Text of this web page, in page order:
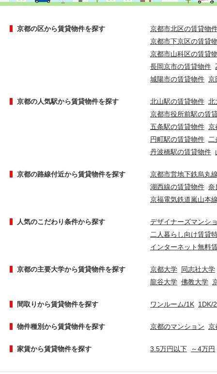
京都の区から賃貸物件を探す
京都市北区の賃貸物
京都市下京区の賃貸
京都市山科区の賃貸
長岡京市の賃貸物件
城陽市の賃貸物件 京
京都の人気駅から賃貸物件を探す 北山駅の賃貸物件 北
京都市役所前駅の賃
五条駅の賃貸物件 京
円町駅の賃貸物件
丹波橋駅の賃貸物件
京都の路線付近から賃貸物件を探す
京都市営地下鉄烏丸
湖西線の賃貸物件 奈
京福電気鉄道嵐山本
人気のこだわり条件から探す
デザイナーズマンシ
二人暮らし向け賃貸
インターネット無料
京都の主要大学から賃貸物件を探す 京都大学 同志社大学
龍谷大学 佛教大学
間取りから賃貸物件を探す ワンルーム/1K 1DK/
物件種別から賃貸物件を探す 京都のマンション 京
家賃から賃貸物件を探す 3.5万円以下 ～4万円